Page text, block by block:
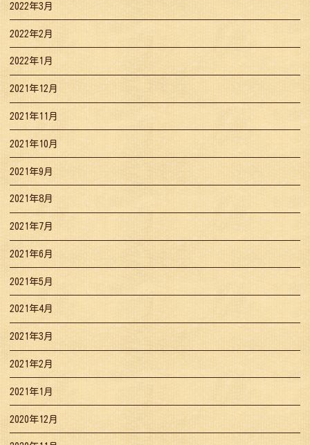
2022年3月
2022年2月
2022年1月
2021年12月
2021年11月
2021年10月
2021年9月
2021年8月
2021年7月
2021年6月
2021年5月
2021年4月
2021年3月
2021年2月
2021年1月
2020年12月